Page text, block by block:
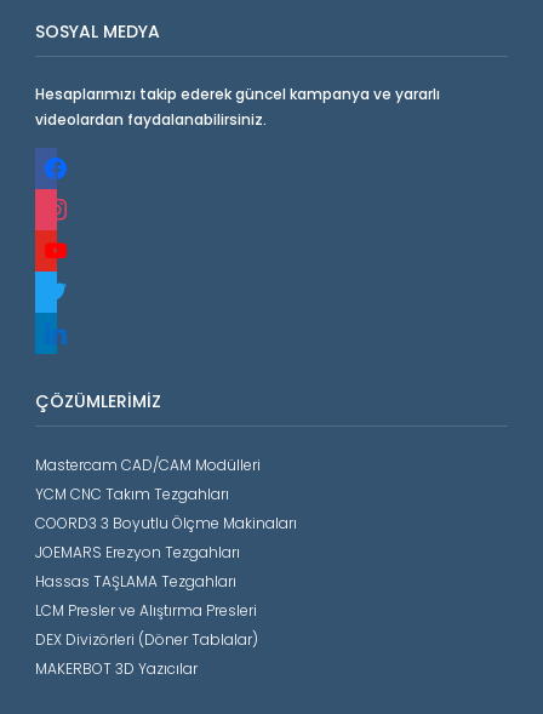
SOSYAL MEDYA
Hesaplarımızı takip ederek güncel kampanya ve yararlı
videolardan faydalanabilirsiniz.
facebook
instagram
youtube
twitter
ÇÖZÜMLERIMIZ
Mastercam CAD/CAM Modülleri
YCM CNC Takım Tezgahları
COORD3 3 Boyutlu Ölçme Makinaları
JOEMARS Erezyon Tezgahları
Hassas TAŞLAMA Tezgahları
LCM Presler ve Alıştırma Presleri
DEX Divizörleri (Döner Tablalar)
MAKERBOT 3D Yazıcılar